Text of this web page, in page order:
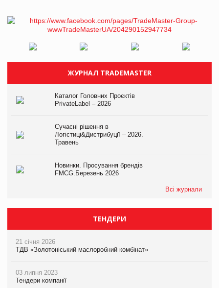
ЖУРНАЛ TRADEMASTER
Каталог Головних Проєктів
PrivateLabel – 2026
Сучасні рішення в
Логістиці&Дистрибуції – 2026.
Травень
Новинки. Просування брендів
FMCG.Березень 2026
Всі журнали
ТЕНДЕРИ
21 січня 2026
ТДВ «Золотоніський маслоробний комбінат»
03 липня 2023
Тендери компанії